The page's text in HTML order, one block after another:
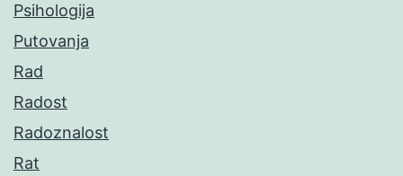
Psihologija
Putovanja
Rad
Radost
Radoznalost
Rat